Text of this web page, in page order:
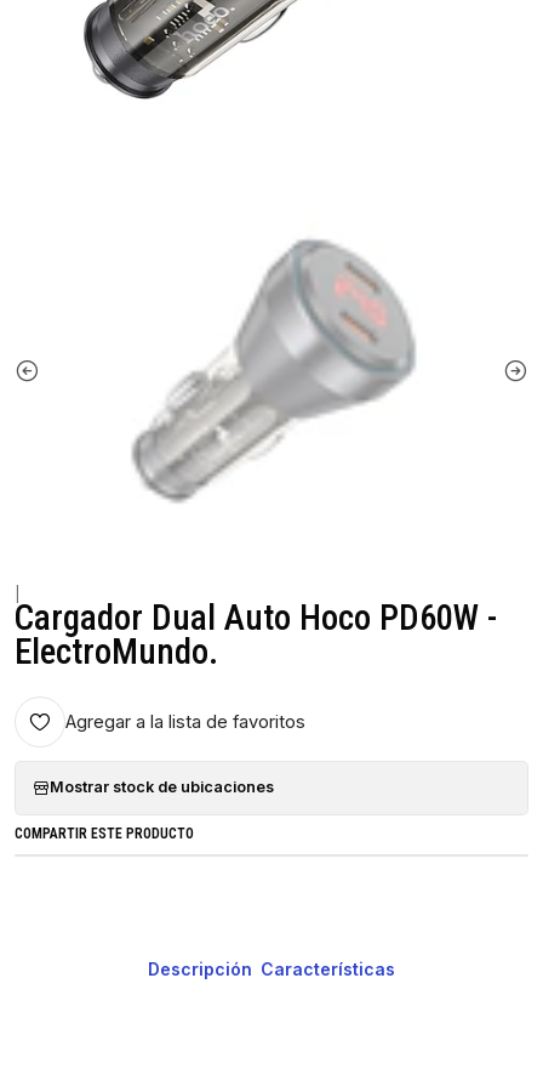
Cargador Dual Auto Hoco PD60W -
ElectroMundo.
Agregar a la lista de favoritos
Mostrar stock de ubicaciones
COMPARTIR ESTE PRODUCTO
Descripción Características